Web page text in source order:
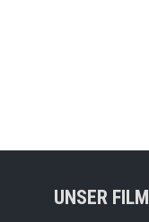
UNSER FILM